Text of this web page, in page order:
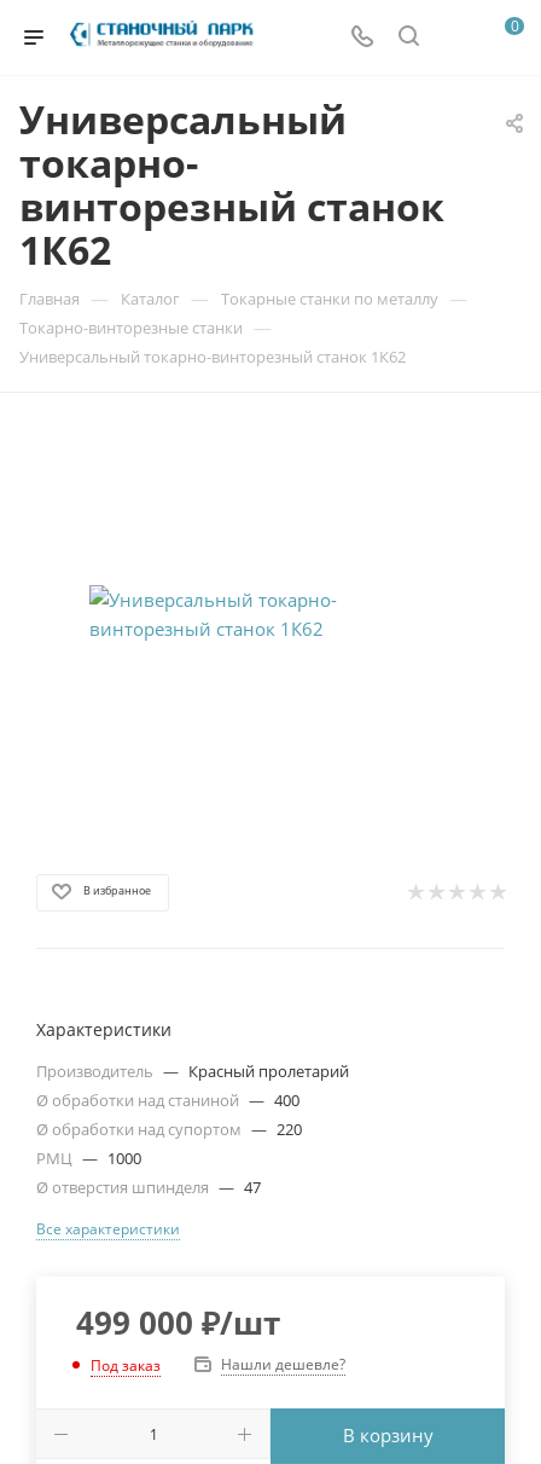
0
Универсальный
токарно-
винторезный станок
1К62
Главная — Каталог — Токарные станки по металлу —
Токарно-винторезные станки —
Универсальный токарно-винторезный станок 1К62
В избранное
Характеристики
Производитель — Красный пролетарий
Ø обработки над станиной — 400
Ø обработки над супортом — 220
РМЦ — 1000
Ø отверстия шпинделя — 47
Все характеристики
499 000 ₽/шт
Под заказ Нашли дешевле?
В корзину